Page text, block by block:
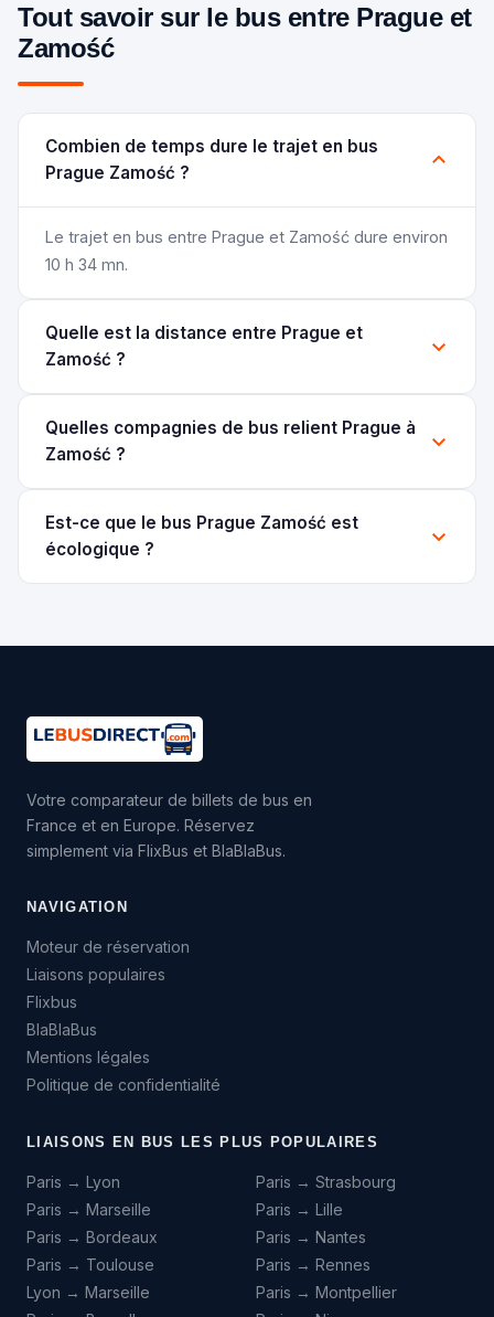
Tout savoir sur le bus entre Prague et
Zamość
Combien de temps dure le trajet en bus
Prague Zamość ?
Le trajet en bus entre Prague et Zamość dure environ
10 h 34 mn.
Quelle est la distance entre Prague et
Zamość ?
Quelles compagnies de bus relient Prague à
Zamość ?
Est-ce que le bus Prague Zamość est
écologique ?
Votre comparateur de billets de bus en
France et en Europe. Réservez
simplement via FlixBus et BlaBlaBus.
NAVIGATION
Moteur de réservation
Liaisons populaires
Flixbus
BlaBlaBus
Mentions légales
Politique de confidentialité
LIAISONS EN BUS LES PLUS POPULAIRES
Paris → Lyon
Paris → Marseille
Paris → Bordeaux
Paris → Toulouse
Lyon → Marseille
Paris → Strasbourg
Paris → Lille
Paris → Nantes
Paris → Rennes
Paris → Montpellier